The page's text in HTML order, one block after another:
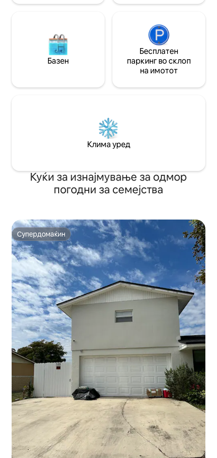
Базен
Бесплатен
паркинг во склоп
на имотот
Клима уред
Куќи за изнајмување за одмор
погодни за семејства
Супердомаќин
Супердомаќин